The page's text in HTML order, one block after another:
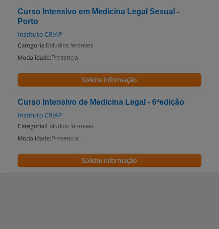
Curso Intensivo em Medicina Legal Sexual -
Porto
Instituto CRIAP
Categoria: Estudios forenses
Modalidade: Presencial
Solicite informação
Curso Intensivo de Medicina Legal - 6ªedição
Instituto CRIAP
Categoria: Estudios forenses
Modalidade: Presencial
Solicite informação